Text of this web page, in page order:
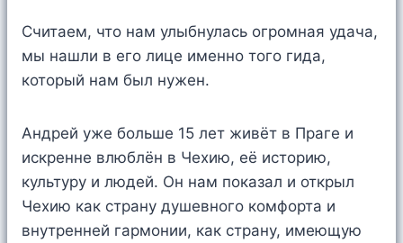
Считаем, что нам улыбнулась огромная удача,
мы нашли в его лице именно того гида,
который нам был нужен.
Андрей уже больше 15 лет живёт в Праге и
искренне влюблён в Чехию, её историю,
культуру и людей. Он нам показал и открыл
Чехию как страну душевного комфорта и
внутренней гармонии, как страну, имеющую